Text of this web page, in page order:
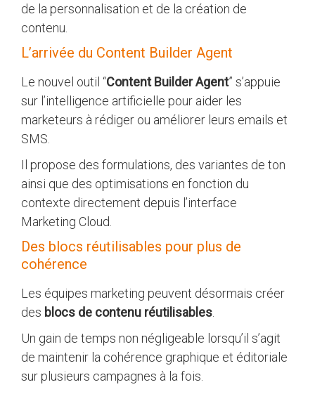
de la personnalisation et de la création de
contenu.
L’arrivée du Content Builder Agent
Le nouvel outil “Content Builder Agent” s’appuie
sur l’intelligence artificielle pour aider les
marketeurs à rédiger ou améliorer leurs emails et
SMS.
Il propose des formulations, des variantes de ton
ainsi que des optimisations en fonction du
contexte directement depuis l’interface
Marketing Cloud.
Des blocs réutilisables pour plus de
cohérence
Les équipes marketing peuvent désormais créer
des blocs de contenu réutilisables
Un gain de temps non négligeable lorsqu’il s’agit
de maintenir la cohérence graphique et éditoriale
sur plusieurs campagnes à la fois.